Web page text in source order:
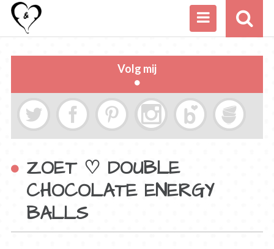
Volg mij
ZOET ♡ DOUBLE
CHOCOLATE ENERGY
BALLS